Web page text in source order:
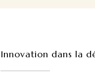
Innovation dans la